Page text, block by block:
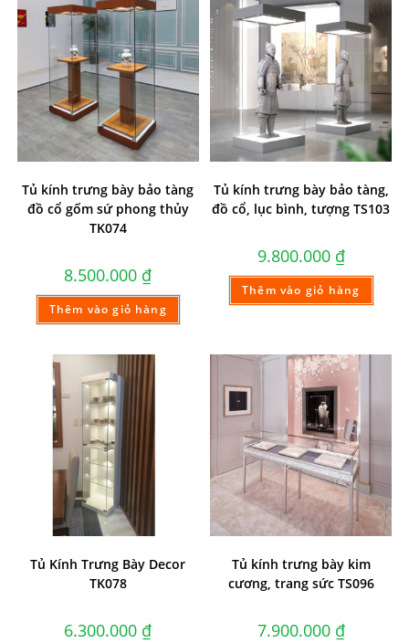
Tủ kính trưng bày bảo tàng
đồ cổ gốm sứ phong thủy
TK074
8.500.000 ₫
Thêm vào giỏ hàng
Tủ kính trưng bày bảo tàng,
đồ cổ, lục bình, tượng TS103
9.800.000 ₫
Thêm vào giỏ hàng
Tủ Kính Trưng Bày Decor
TK078
6.300.000 ₫
Tủ kính trưng bày kim
cương, trang sức TS096
7.900.000 ₫